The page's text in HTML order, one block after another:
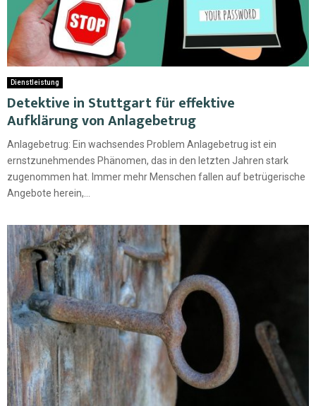
Dienstleistung
Detektive in Stuttgart für effektive
Aufklärung von Anlagebetrug
Anlagebetrug: Ein wachsendes Problem Anlagebetrug ist ein
ernstzunehmendes Phänomen, das in den letzten Jahren stark
zugenommen hat. Immer mehr Menschen fallen auf betrügerische
Angebote herein,...